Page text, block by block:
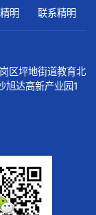
明 联系精明
区坪地街道教育北
旭达高新产业园1